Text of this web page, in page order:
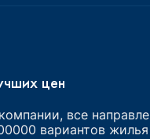
цен
все
вариантов жилья